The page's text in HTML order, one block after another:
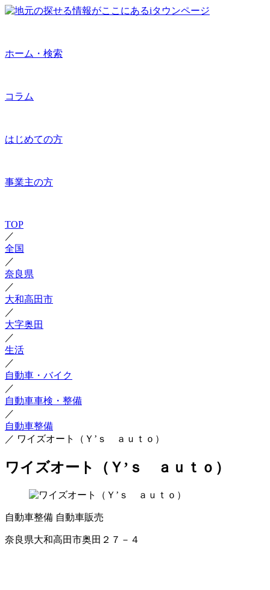
ホーム・検索
コラム
はじめての方
事業主の方
TOP
／
全国
／
奈良県
／
大和高田市
／
大字奥田
／
生活
／
自動車・バイク
／
自動車車検・整備
／
自動車整備
／ ワイズオート（Ｙ’ｓ ａｕｔｏ）
ワイズオート（Ｙ’ｓ ａｕｔｏ）
自動車整備 自動車販売
奈良県大和高田市奥田２７－４